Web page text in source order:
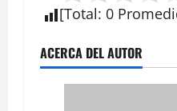
[Total: 0
ACERCA DEL AUTOR